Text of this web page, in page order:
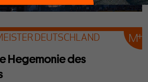
DEUTSCHLAND
Hegemonie des